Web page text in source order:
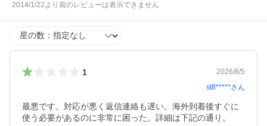
2014/1/22より前のレビューは表示できません
星の数
1
2026/8/5
st8*****さん
最悪です。対応が悪く返信連絡も遅い。海外到着後すぐに
使う必要があるのに非常に困った。詳細は下記の通り。